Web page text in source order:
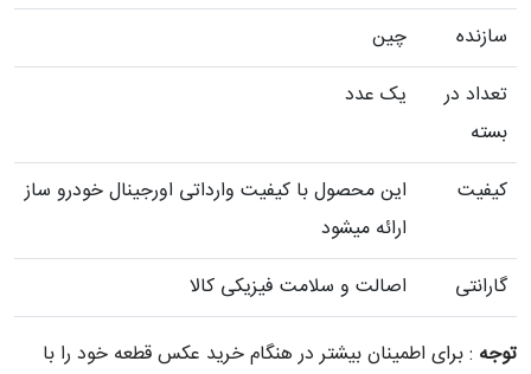
سازنده
چین
تعداد در
بسته
یک عدد
کیفیت
این محصول با کیفیت وارداتی اورجینال خودرو ساز
ارائه میشود
گارانتی
اصالت و سلامت فیزیکی کالا
توجه : برای اطمینان بیشتر در هنگام خرید عکس قطعه خود را با